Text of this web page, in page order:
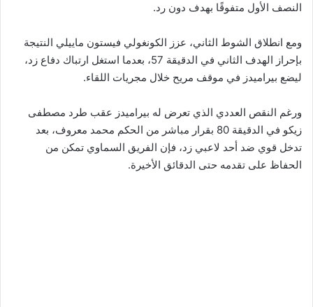
النصف الأول متفوقًا بهدف دون رد.
ومع انطلاق الشوط الثاني، عزز الكونغولي فيستون ماييلي النتيجة
بإحراز الهدف الثاني في الدقيقة 57، بعدما استغل ارتباك دفاع زد،
ليضع بيراميدز في موقف مريح خلال مجريات اللقاء.
ورغم النقص العددي الذي تعرض له بيراميدز عقب طرد مصطفى
زيكو في الدقيقة 80 بقرار مباشر من الحكم محمد معروف، بعد
تدخل قوي ضد أحد لاعبي زد، فإن الفريق السماوي تمكن من
الحفاظ على تقدمه حتى الدقائق الأخيرة.